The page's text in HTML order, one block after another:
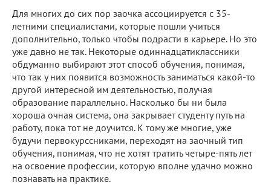
Для многих до сих пор заочка ассоциируется с 35-
летними специалистами, которые пошли учиться
дополнительно, только чтобы подрасти в карьере. Но это
уже давно не так. Некоторые одиннадцатиклассники
обдуманно выбирают этот способ обучения, понимая,
что так у них появится возможность заниматься какой-то
другой интересной им деятельностью, получая
образование параллельно. Насколько бы ни была
хороша очная система, она закрывает студенту путь на
работу, пока тот не доучится. К тому же многие, уже
будучи первокурссниками, переходят на заочный тип
обучения, понимая, что не хотят тратить четыре-пять лет
на освоение профессии, которую вполне удачно можно
познавать на практике.